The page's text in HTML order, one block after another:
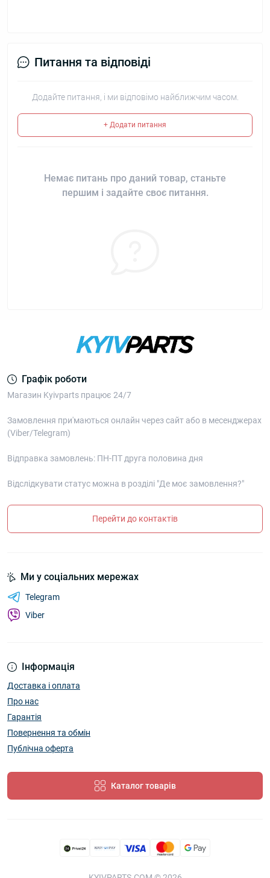
Питання та відповіді
Додайте питання, і ми відповімо найближчим часом.
+ Додати питання
Немає питань про даний товар, станьте
першим і задайте своє питання.
Графік роботи
Магазин Kyivparts працює 24/7
Замовлення при'маються онлайн через сайт або в месенджерах
(Viber/Telegram)
Відправка замовлень: ПН-ПТ друга половина дня
Відслідкувати статус можна в розділі "Де моє замовлення?"
Перейти до контактів
Інформація
Доставка і оплата
Про нас
Гарантія
Повернення та обмін
Публічна оферта
Каталог товарів
Ми у соціальних мережах
Telegram
Viber